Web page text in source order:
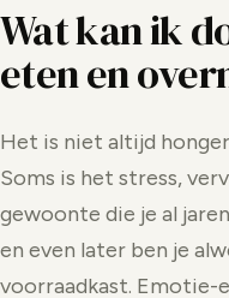
Wat kan ik
eten en
Het is niet altijd
Soms is het stress,
gewoonte die je al
en even later ben je
voorraadkast. Emotie-